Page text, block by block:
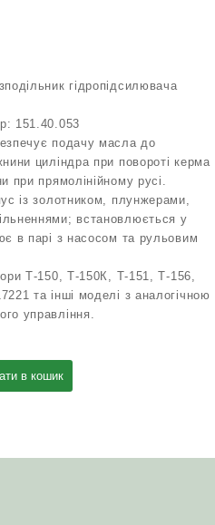
гідропідсилювача
151.40.053
подачу масла до
циліндра при повороті керма
при прямолінійному русі.
із золотником, плунжерами,
встановлюється у
в парі з насосом та рульовим
Т‑150, Т‑150К, Т‑151, Т‑156,
та інші моделі з аналогічною
управління.
в кошик